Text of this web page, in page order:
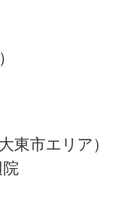
東市エリア）